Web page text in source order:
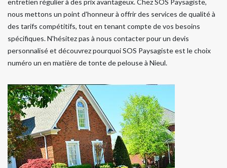
entretien régulier à des prix avantageux. Chez SOS Paysagiste,
nous mettons un point d'honneur à offrir des services de qualité à
des tarifs compétitifs, tout en tenant compte de vos besoins
spécifiques. N'hésitez pas à nous contacter pour un devis
personnalisé et découvrez pourquoi SOS Paysagiste est le choix
numéro un en matière de tonte de pelouse à Nieul.